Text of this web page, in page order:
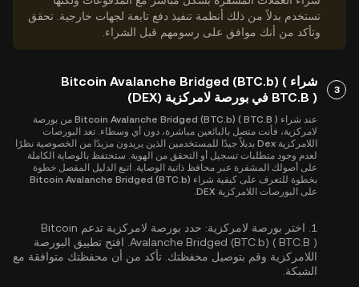
تستخدم بدلاً من ذلك أنظمة تنفيذ دفع تابعة لجهات خارجية. تحقق
وتأكد من أنك موافق على رسومهم قبل الشراء.
3
شراء Bitcoin Avalanche Bridged (BTC.b) (
BTC.B ) في بورصة لامركزية (DEX)
عند شراء Bitcoin Avalanche Bridged (BTC.b) ( BTC.B ) من بورصة
لامركزية، فأنت متصل بالبائعين مباشرة، دون أي وسطاء. تعد البورصات
اللامركزية Dex بديلاً جيدًا للمستخدمين الذين يريدون مزيدًا من الخصوصية نظرًا
لعدم وجود متطلبات تسجيل أو التحقق من الهوية. ستحتفظ بالوصاية الكاملة
على أصولك المشفرة عبر محافظ ذاتية الوصاية. اتبع الدليل المفصل خطوة
بخطوة للتعرف على كيفية شراء Bitcoin Avalanche Bridged (BTC.b)
على البورصات اللامركزية DEX.
1. اختر بورصة لامركزية:
حدد بورصة لامركزية تدعم Bitcoin
Avalanche Bridged (BTC.b) ( BTC.B ). افتح تطبيق البورصة
اللامركزية وقم بتوصيل محفظتك. تأكد من أن محفظتك متوافقة مع
الشبكة.